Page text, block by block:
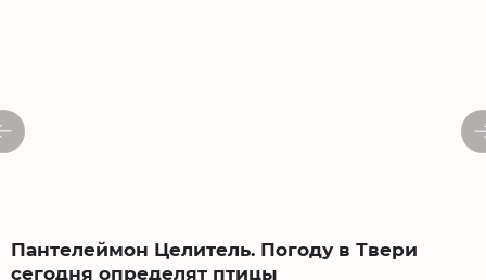
Пантелеймон Целитель. Погоду в Твери
сегодня определят птицы